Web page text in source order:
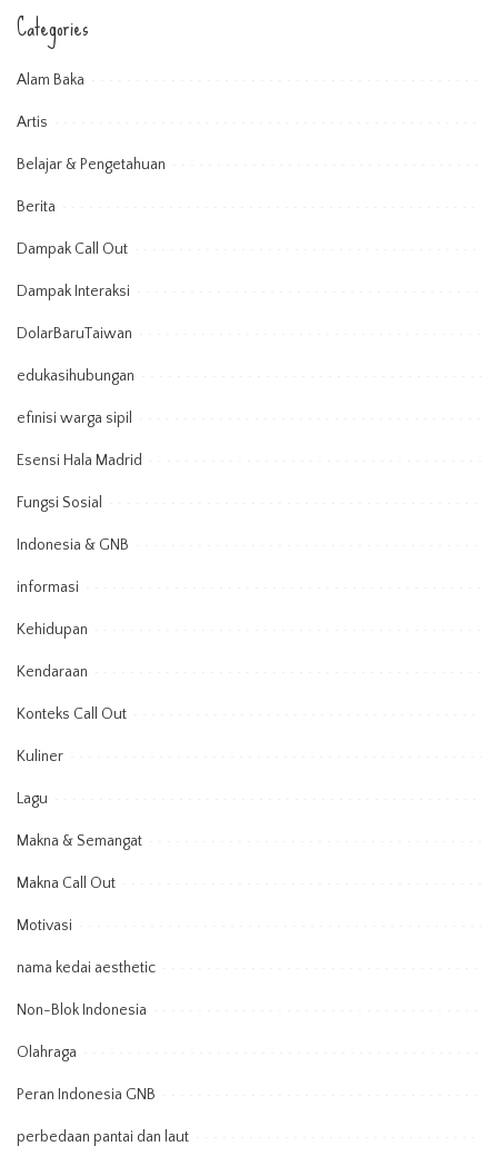
Categories
Alam Baka
Artis
Belajar & Pengetahuan
Berita
Dampak Call Out
Dampak Interaksi
DolarBaruTaiwan
edukasihubungan
efinisi warga sipil
Esensi Hala Madrid
Fungsi Sosial
Indonesia & GNB
informasi
Kehidupan
Kendaraan
Konteks Call Out
Kuliner
Lagu
Makna & Semangat
Makna Call Out
Motivasi
nama kedai aesthetic
Non-Blok Indonesia
Olahraga
Peran Indonesia GNB
perbedaan pantai dan laut